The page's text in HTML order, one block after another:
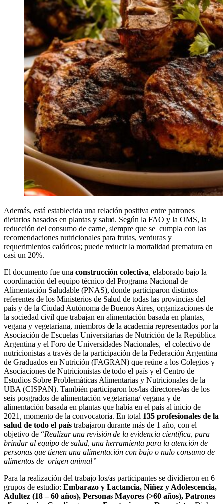
Además, está establecida una relación positiva entre patrones
dietarios basados en plantas y salud. Según la FAO y la OMS, la
reducción del consumo de carne, siempre que se cumpla con las
recomendaciones nutricionales para frutas, verduras y
requerimientos calóricos; puede reducir la mortalidad prematura en
casi un 20%.
El documento fue una construcción colectiva, elaborado bajo la
coordinación del equipo técnico del Programa Nacional de
Alimentación Saludable (PNAS), donde participaron distintos
referentes de los Ministerios de Salud de todas las provincias del
país y de la Ciudad Autónoma de Buenos Aires, organizaciones de
la sociedad civil que trabajan en alimentación basada en plantas,
vegana y vegetariana, miembros de la academia representados por la
Asociación de Escuelas Universitarias de Nutrición de la República
Argentina y el Foro de Universidades Nacionales, el colectivo de
nutricionistas a través de la participación de la Federación Argentina
de Graduados en Nutrición (FAGRAN) que reúne a los Colegios y
Asociaciones de Nutricionistas de todo el país y el Centro de
Estudios Sobre Problemáticas Alimentarias y Nutricionales de la
UBA (CISPAN). También participaron los/las directores/as de los
seis posgrados de alimentación vegetariana/ vegana y de
alimentación basada en plantas que había en el país al inicio de
2021, momento de la convocatoria. En total 135 profesionales de la
salud de todo el país trabajaron durante más de 1 año, con el
objetivo de “Realizar una revisión de la evidencia científica, para
brindar al equipo de salud, una herramienta para la atención de
personas que tienen una alimentación con bajo o nulo consumo de
alimentos de origen animal”
Para la realización del trabajo los/as participantes se dividieron en 6
grupos de estudio: Embarazo y Lactancia, Niñez y Adolescencia,
Adultez (18 – 60 años), Personas Mayores (>60 años), Patrones